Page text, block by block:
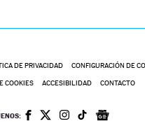
DE PRIVACIDAD CONFIGURACIÓN DE
COOKIES ACCESIBILIDAD CONTACTO